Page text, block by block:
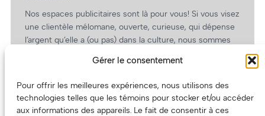
Gérer le consentement
Pour offrir les meilleures expériences, nous utilisons des
technologies telles que les témoins pour stocker et/ou accéder
aux informations des appareils. Le fait de consentir à ces
Nos espaces publicitaires sont là pour vous! Si vous visez
une clientèle mélomane, ouverte, curieuse, qui dépense
l’argent qu’elle a (ou pas) dans la culture, nous sommes
revient.
(Oui, on va avoir des tarifs spéciaux pour vous, les